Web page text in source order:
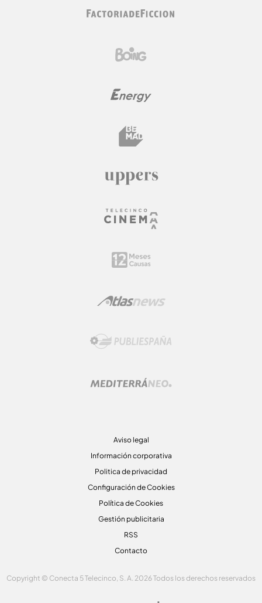
Aviso legal
Información corporativa
Politica de privacidad
Configuración de Cookies
Política de Cookies
Gestión publicitaria
RSS
Contacto
Copyright © Conecta 5 Telecinco, S. A. 2026 Todos los derechos reservados